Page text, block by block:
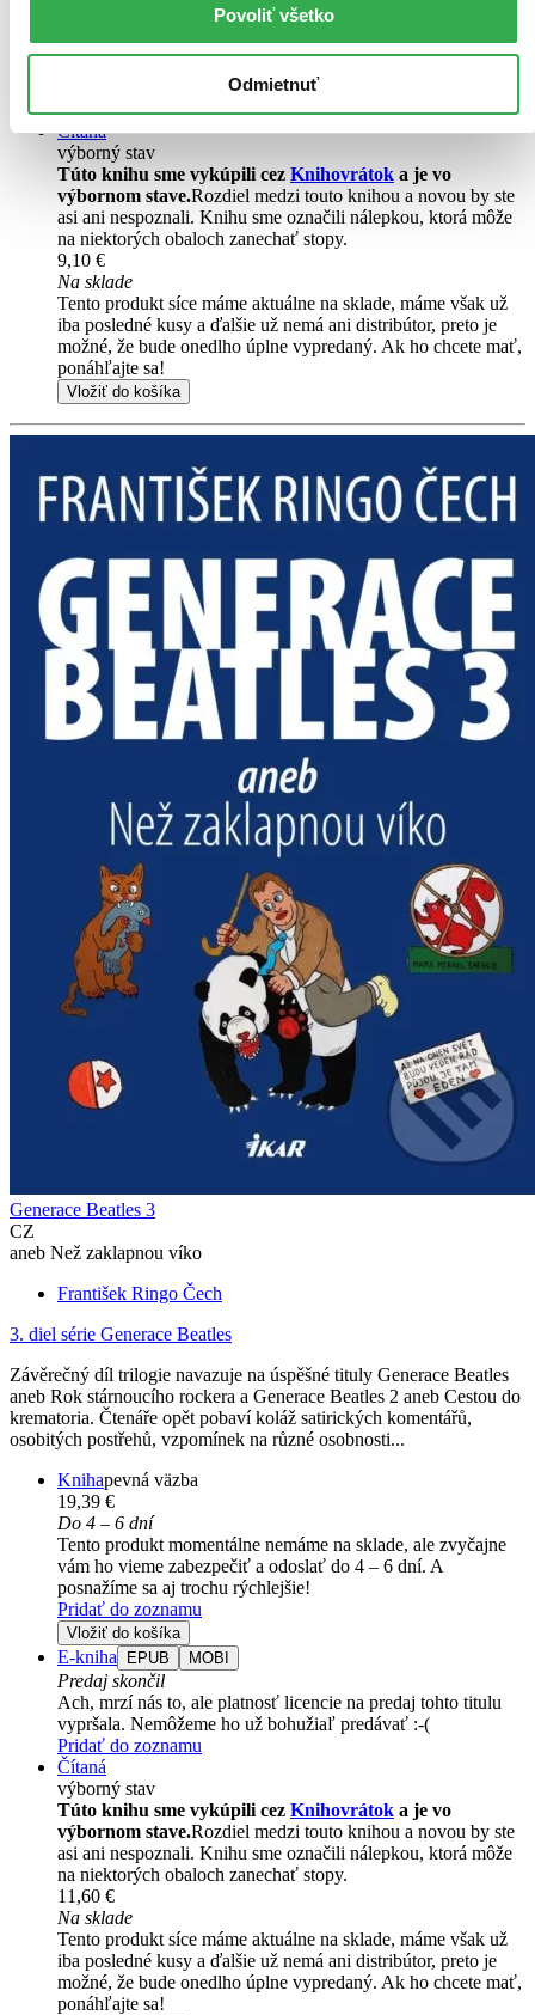
Povoliť všetko
Odmietnuť
Tento produkt momentálne nemáme na sklade, ale zvyčajne
vám ho vieme zabezpečiť a odoslať do 3 – 4 dní. A
posnažíme sa aj trochu rýchlejšie!
Čítaná
výborný stav
Túto knihu sme vykúpili cez Knihovrátok a je vo
výbornom stave.Rozdiel medzi touto knihou a novou by ste
asi ani nespoznali. Knihu sme označili nálepkou, ktorá môže
na niektorých obaloch zanechať stopy.
9,10 €
Na sklade
Tento produkt síce máme aktuálne na sklade, máme však už
iba posledné kusy a ďalšie už nemá ani distribútor, preto je
možné, že bude onedlho úplne vypredaný. Ak ho chcete mať,
ponáhľajte sa!
Vložiť do košíka
Generace Beatles 3
CZ
aneb Než zaklapnou víko
František Ringo Čech
3. diel série Generace Beatles
Závěrečný díl trilogie navazuje na úspěšné tituly Generace Beatles
aneb Rok stárnoucího rockera a Generace Beatles 2 aneb Cestou do
krematoria. Čtenáře opět pobaví koláž satirických komentářů,
osobitých postřehů, vzpomínek na různé osobnosti...
Knihapevná väzba
19,39 €
Do 4 – 6 dní
Tento produkt momentálne nemáme na sklade, ale zvyčajne
vám ho vieme zabezpečiť a odoslať do 4 – 6 dní. A
posnažíme sa aj trochu rýchlejšie!
Pridať do zoznamu
Vložiť do košíka
E-kniha EPUB MOBI
Predaj skončil
Ach, mrzí nás to, ale platnosť licencie na predaj tohto titulu
vypršala. Nemôžeme ho už bohužiaľ predávať :-(
Pridať do zoznamu
Čítaná
výborný stav
Túto knihu sme vykúpili cez Knihovrátok a je vo
výbornom stave.Rozdiel medzi touto knihou a novou by ste
asi ani nespoznali. Knihu sme označili nálepkou, ktorá môže
na niektorých obaloch zanechať stopy.
11,60 €
Na sklade
Tento produkt síce máme aktuálne na sklade, máme však už
iba posledné kusy a ďalšie už nemá ani distribútor, preto je
možné, že bude onedlho úplne vypredaný. Ak ho chcete mať,
ponáhľajte sa!